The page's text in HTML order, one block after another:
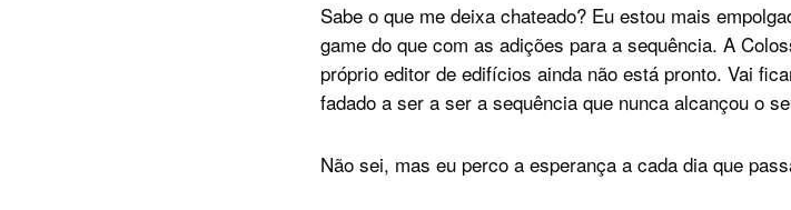
Sabe o que me deixa chateado? Eu estou mais
game do que com as adições para a sequência. A
próprio editor de edifícios ainda não está pronto. Vai
fadado a ser a ser a sequência que nunca alcançou o
Não sei, mas eu perco a esperança a cada dia que